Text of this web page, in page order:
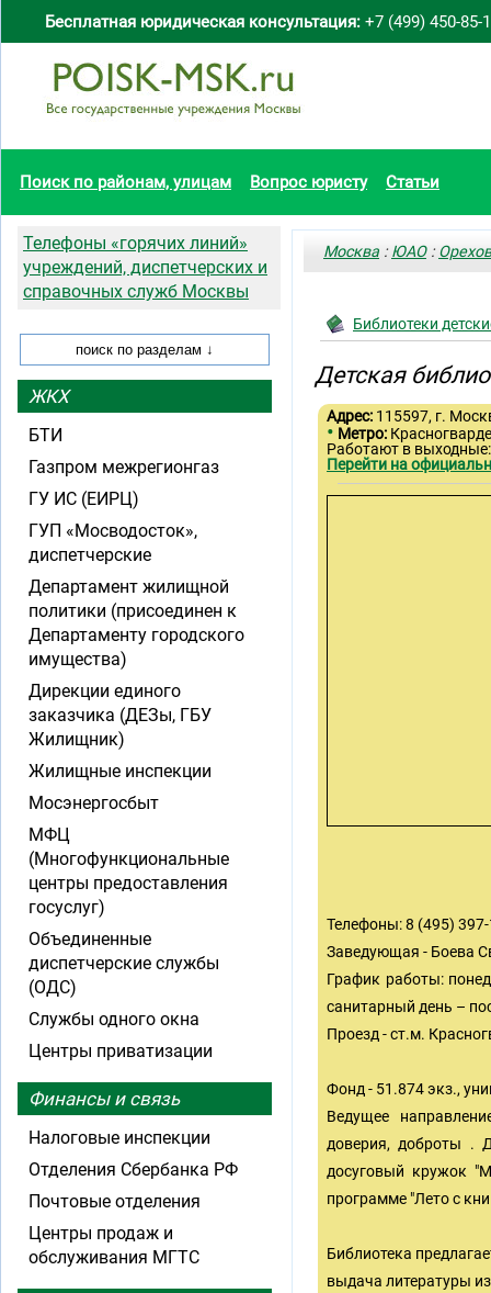
Бесплатная юридическая консультация: +7 (499) 450-85-
Поиск по районам, улицам Вопрос юристу Статьи
Москва :ЮАО:
Библиотеки
Детская
Адрес: 115597, г.
• Метро:
Работают в
Перейти на
Телефоны: 8 (495)
Заведующая - Боева
График работы:
санитарный день –
Проезд - ст.м.
Фонд - 51.874 экз.,
Ведущее
доверия, доброты .
досуговый кружок
программе "Лето с
Библиотека
выдача литературы
Телефоны «горячих линий»
учреждений, диспетчерских и
справочных служб Москвы
ЖКХ
БТИ
Газпром межрегионгаз
ГУ ИС (ЕИРЦ)
ГУП «Мосводосток»,
диспетчерские
Департамент жилищной
политики (присоединен к
Департаменту городского
имущества)
Дирекции единого
заказчика (ДЕЗы, ГБУ
Жилищник)
Жилищные инспекции
Мосэнергосбыт
МФЦ
(Многофункциональные
центры предоставления
госуслуг)
Объединенные
диспетчерские службы
(ОДС)
Службы одного окна
Центры приватизации
Финансы и связь
Налоговые инспекции
Отделения Сбербанка РФ
Почтовые отделения
Центры продаж и
обслуживания МГТС